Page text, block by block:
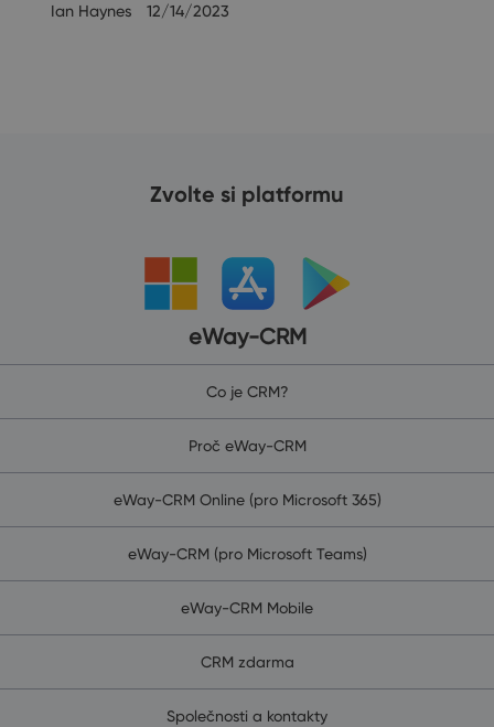
Ian Haynes 12/14/2023
Zvolte si platformu
eWay-CRM
Co je CRM?
Proč eWay-CRM
eWay-CRM Online (pro Microsoft 365)
eWay-CRM (pro Microsoft Teams)
eWay-CRM Mobile
CRM zdarma
Společnosti a kontakty